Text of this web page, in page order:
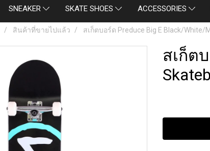
SNEAKER SKATE SHOES ACCESSORIES
สินค้าที่ขายไปแล้ว สเก็ตบอร์ด Preduce Big E Black/White/
สเก็ต